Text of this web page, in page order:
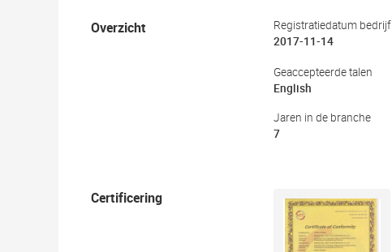
Overzicht
Registratiedatum bedrijf
2017-11-14
Geaccepteerde talen
English
Jaren in de branche
7
Certificering